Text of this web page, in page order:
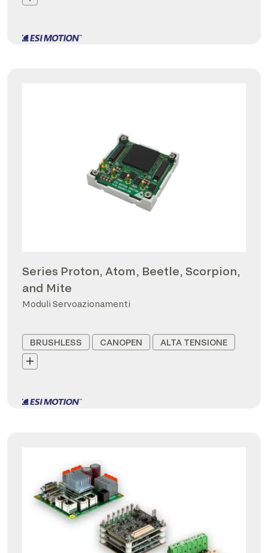
Series Proton, Atom, Beetle, Scorpion,
and Mite
Moduli Servoazionamenti
BRUSHLESS CANOPEN ALTA TENSIONE